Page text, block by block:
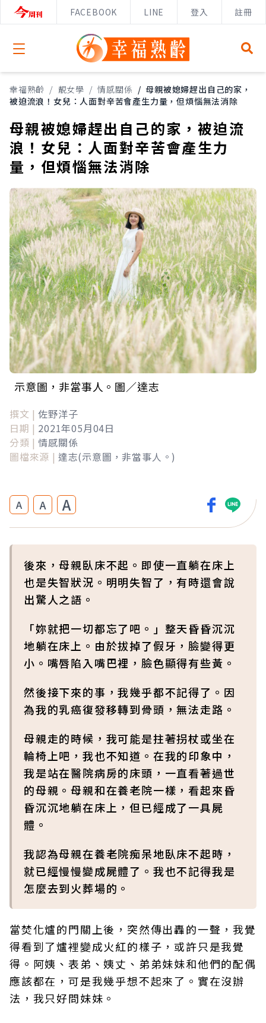
FACEBOOK LINE 登入 註冊
Open menu
幸福熟齡 / 靚女學 / 情感關係 / 母親被媳婦趕出自己的家，
被迫流浪！女兒：人面對辛苦會產生力量，但煩惱無法消除
母親被媳婦趕出自己的家，被迫流
浪！女兒：人面對辛苦會產生力
量，但煩惱無法消除
示意圖，非當事人。圖／達志
撰文 | 佐野洋子
日期 | 2021年05月04日
分類 | 情感關係
圖檔來源 | 達志(示意圖，非當事人。)
A A A
後來，母親臥床不起。即使一直躺在床上
也是失智狀況。明明失智了，有時還會說
出驚人之語。
「妳就把一切都忘了吧。」整天昏昏沉沉
地躺在床上。由於拔掉了假牙，臉變得更
小。嘴唇陷入嘴巴裡，臉色顯得有些黃。
然後接下來的事，我幾乎都不記得了。因
為我的乳癌復發移轉到骨頭，無法走路。
母親走的時候，我可能是拄著拐杖或坐在
輪椅上吧，我也不知道。在我的印象中，
我是站在醫院病房的床頭，一直看著過世
的母親。母親和在養老院一樣，看起來昏
昏沉沉地躺在床上，但已經成了一具屍
體。
我認為母親在養老院痴呆地臥床不起時，
就已經慢慢變成屍體了。我也不記得我是
怎麼去到火葬場的。
當焚化爐的門關上後，突然傳出轟的一聲，我覺
得看到了爐裡變成火紅的樣子，或許只是我覺
得。阿姨、表弟、姨丈、弟弟妹妹和他們的配偶
應該都在，可是我幾乎想不起來了。實在沒辦
法，我只好問妹妹。